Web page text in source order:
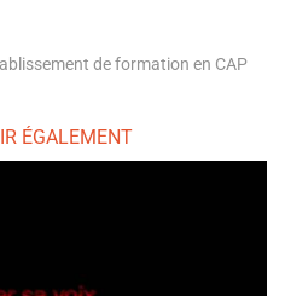
de formation en CAP
ÉGALEMENT